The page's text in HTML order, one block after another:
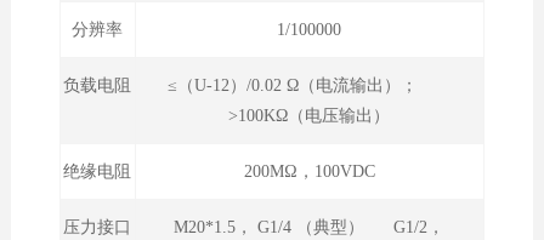
分辨率 1/100000
负载电阻
≤（U-12）/0.02 Ω（电流输出）；
>100KΩ（电压输出）
绝缘电阻 200MΩ，100VDC
压力接口
M20*1.5， G1/4 （典型） G1/2，